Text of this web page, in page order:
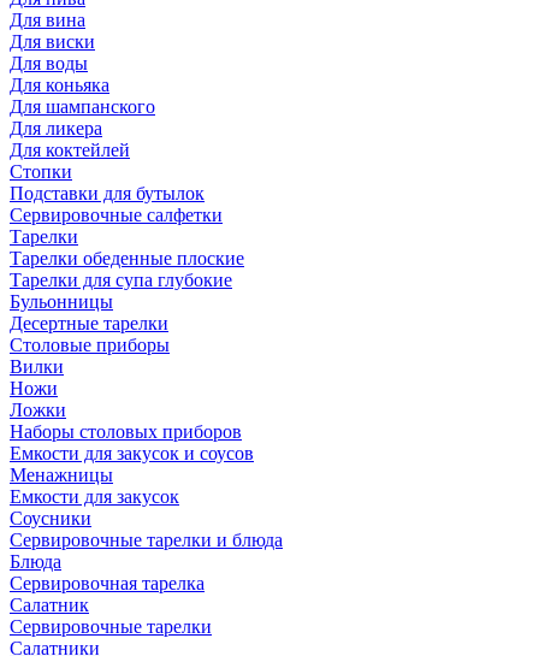
Для вина
Для виски
Для воды
Для коньяка
Для шампанского
Для ликера
Для коктейлей
Стопки
Подставки для бутылок
Сервировочные салфетки
Тарелки
Тарелки обеденные плоские
Тарелки для супа глубокие
Бульонницы
Десертные тарелки
Столовые приборы
Вилки
Ножи
Ложки
Наборы столовых приборов
Емкости для закусок и соусов
Менажницы
Емкости для закусок
Соусники
Сервировочные тарелки и блюда
Блюда
Сервировочная тарелка
Салатник
Сервировочные тарелки
Салатники